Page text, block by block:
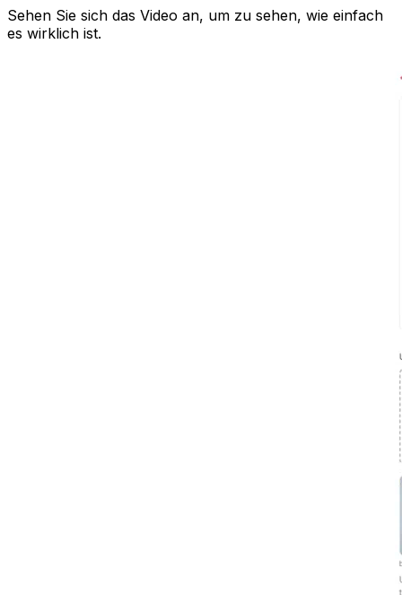
Sehen Sie sich das Video an, um zu sehen, wie einfach
es wirklich ist.